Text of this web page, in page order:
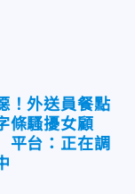
！外送員餐點
條騷擾女顧
台：正在調